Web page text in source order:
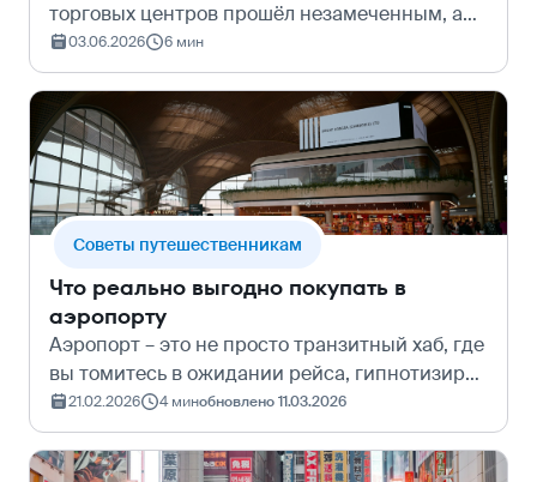
торговых центров прошёл незамеченным, а
для кого-то стал настоящим ударом. Но в
других странах привычные джинсы
комфортного кроя и посадки по-прежнему
можно най…
03.06.2026 6 мин
Cоветы путешественникам
Что реально выгодно покупать в
аэропорту
Аэропорт – это не просто транзитный хаб, где
вы томитесь в ожидании рейса, гипнотизируя
табло вылета. Это огромный соблазн.
Кажется, что стоит переступить порог зоны
досмотра, как деньги начинают испа…
21.02.2026 4 минобновлено 11.03.2026